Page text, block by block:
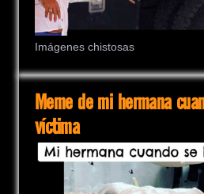
Imágenes chistosas
Meme de mi hermana
víctima